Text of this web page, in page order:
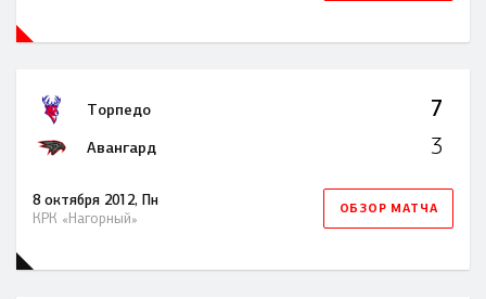
8 октября 2012, Пн
КРК «Нагорный»
Торпедо 7
Авангард 3
ОБЗОР МАТЧА